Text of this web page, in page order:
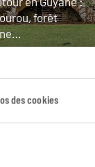
des cookies
forêt